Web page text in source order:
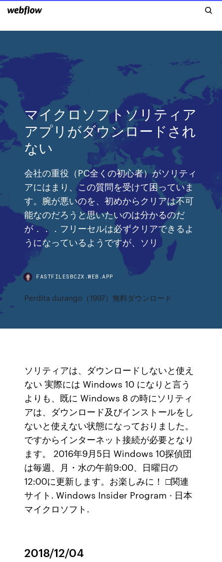
マイクロソフトソリティア
アプリがダウンロードされ
ない
会社の重役（PC全くの初心者）がソリティ
アにはまり、この質問を受けて困っていま
す。腕が悪いのを、初めからクリアは不可
能なのだろうと思いたいのは分かるのだ
が．．．フリーセルは必ずクリアできるよ
うになっているようですが、ソリ
FASTFILESBCZX.WEB.APP
Perdita durango（1997）無料ダウンロード
ソリティアは、ダウンロードしないと使え
ない 実際には Windows 10 になりと言う
よりも、既に Windows 8 の時にソリティ
アは、ダウンロード及びインストールをし
ないと使えない状態になっておりました。
ですからインターネット接続が必要となり
ます。 2016年9月5日 Windows 10探偵団
は毎週、月・水の午前9:00、日曜日の
12:00に更新します。お楽しみに！ □関連
サイト. Windows Insider Program · 日本
マイクロソフト.
2018/12/04